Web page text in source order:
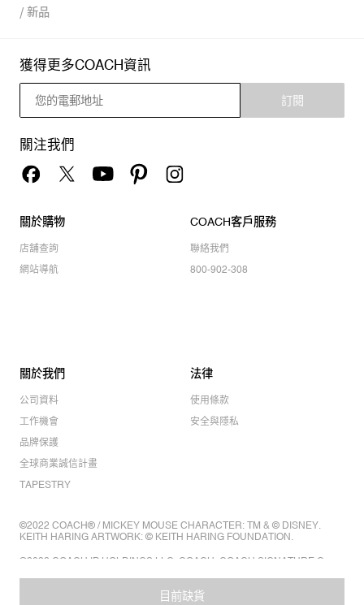
目前缺貨
/ 新品
獲得更多COACH資訊
訂閱
關注我們
關於購物
店舖查詢
網站導航
COACH客戶服務
聯絡我們
800-902-308
關於我們
公司資料
工作機會
品牌保護
全球商業誠信計畫
TAPESTRY
法律
使用條款
安全與隱私
©2022 COACH® / MICKEY MOUSE CHARACTER: TM & © DISNEY.
KEITH HARING ARTWORK: © KEITH HARING FOUNDATION.
©2022 COACH IP HOLDINGS LLC. COACH, COACH SIGNATURE C